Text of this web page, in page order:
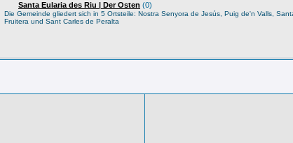
Santa Eularia des Riu | Der Osten (0)
Die Gemeinde gliedert sich in 5 Ortsteile: Nostra Senyora de Jesús, Puig de'n Valls,
Fruitera und Sant Carles de Peralta